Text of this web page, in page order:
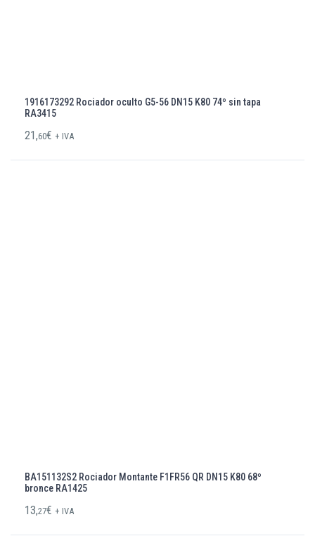
1916173292 Rociador oculto G5-56 DN15 K80 74º sin tapa
RA3415
21,60€ + IVA
BA151132S2 Rociador Montante F1FR56 QR DN15 K80 68º
bronce RA1425
13,27€ + IVA